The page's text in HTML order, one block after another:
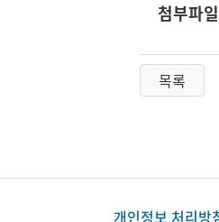
첨부파일
목록
개인정보 처리방